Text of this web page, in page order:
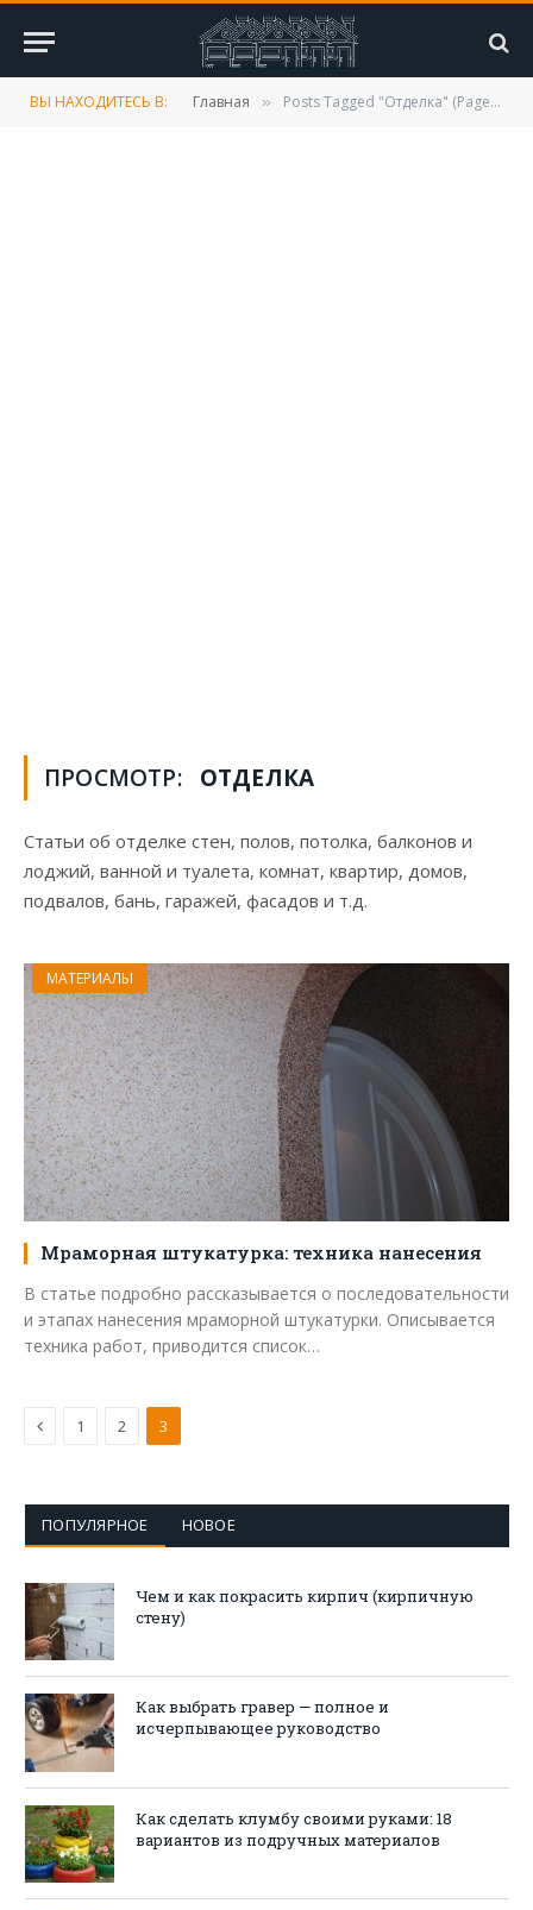
ВЫ НАХОДИТЕСЬ В: Главная » Posts Tagged "Отделка" (Page 3)
ПРОСМОТР: ОТДЕЛКА
Статьи об отделке стен, полов, потолка, балконов и
лоджий, ванной и туалета, комнат, квартир, домов,
подвалов, бань, гаражей, фасадов и т.д.
МАТЕРИАЛЫ
Мраморная штукатурка: техника нанесения
В статье подробно рассказывается о последовательности
и этапах нанесения мраморной штукатурки. Описывается
техника работ, приводится список…
Предыдущая
1 2 3
ПОПУЛЯРНОЕ НОВОЕ
Чем и как покрасить кирпич (кирпичную
стену)
Как выбрать гравер — полное и
исчерпывающее руководство
Как сделать клумбу своими руками: 18
вариантов из подручных материалов